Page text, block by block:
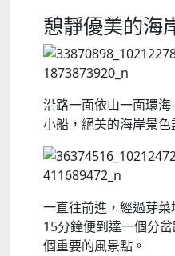
憩靜優美的海
沿路一面依山一面環
小船，絕美的海岸景色
一直往前進，經過芽
15分鐘便到達一個分
個重要的風景點。